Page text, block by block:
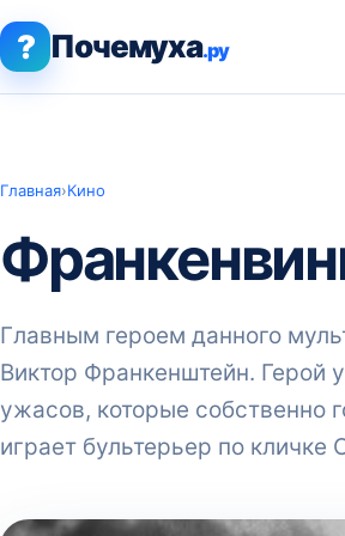
? Почемуха.ру
Главная›Кино
Главным героем данного
Виктор Франкенштейн. Герой
ужасов, которые собственно
играет бультерьер по кличке